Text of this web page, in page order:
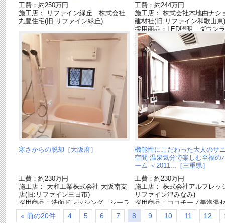
工費：約250万円
施工店： リファイン緑丘 株式会社
丸豊住宅(旧:リファイン緑丘)
工費：約244万円
施工店： 株式会社木地由ナシ
建材社(旧:リファイン和歌山東)
採用商品：LED照明 ダウン
採用商品：玄関収納 コンポ
採用商品：床材 ウッディ
採用商品：内装ドア ベリテ
寒さからの脱却［大阪府］
工費：約230万円
施工店： 大和工業株式会社 大阪南支
店(旧:リファイン三日市)
採用商品：洗面ドレッシング シーラ
イン
採用商品：照明器具
機能性にこだわった大人のサ
空間 温泉気分で楽しむ至福の
ーム ＜2011...［三重県］
工費：約230万円
施工店： 株式会社アルフレッ
リファイン津みなみ)
採用商品：ココチーノ美泡湯
ョン[終了品]
« 前の20件 4 5 6 7 8 9 10 11 12